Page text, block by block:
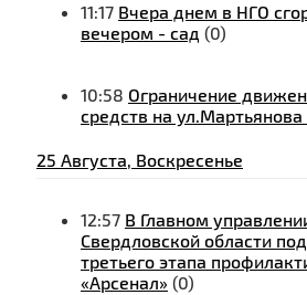
11:17 Вчера днем в НГО
вечером - сад (0)
10:58 Ограничение
средств на ул.Мартьянова
25 Августа, Воскресенье
12:57 В Главном
Свердловской области
третьего этапа
«Арсенал» (0)